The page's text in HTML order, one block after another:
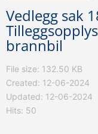
Vedlegg sak
brannbil
File size: 132.50 KB
Created: 12-06-2024
Updated: 12-06-2024
Hits: 50